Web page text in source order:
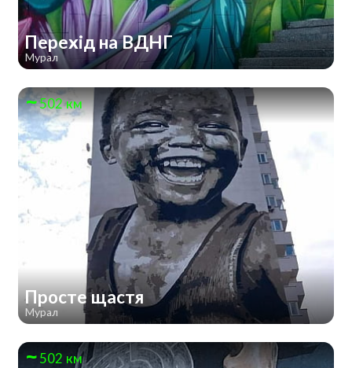
Перехід на ВДНГ
Мурал
502 км
Просте щастя
Мурал
502 км